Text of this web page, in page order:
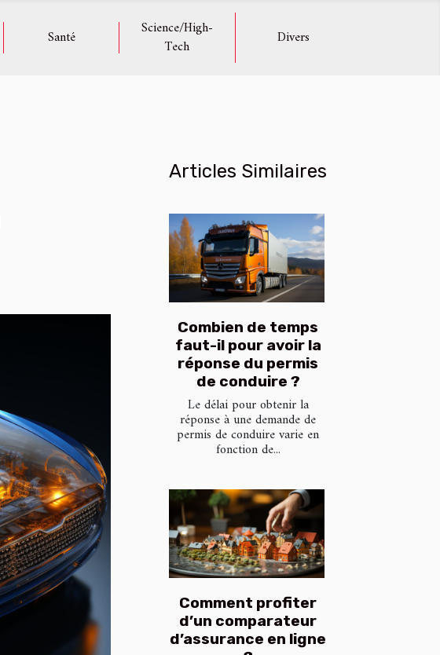
Santé
Science/High-
Tech
Divers
Articles Similaires
Combien de temps
faut-il pour avoir la
réponse du permis
de conduire ?
Le délai pour obtenir la
réponse à une demande de
permis de conduire varie en
fonction de...
Comment profiter
d’un comparateur
d’assurance en ligne